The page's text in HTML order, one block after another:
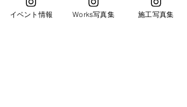
イベント情報 Works写真集 施工写真集